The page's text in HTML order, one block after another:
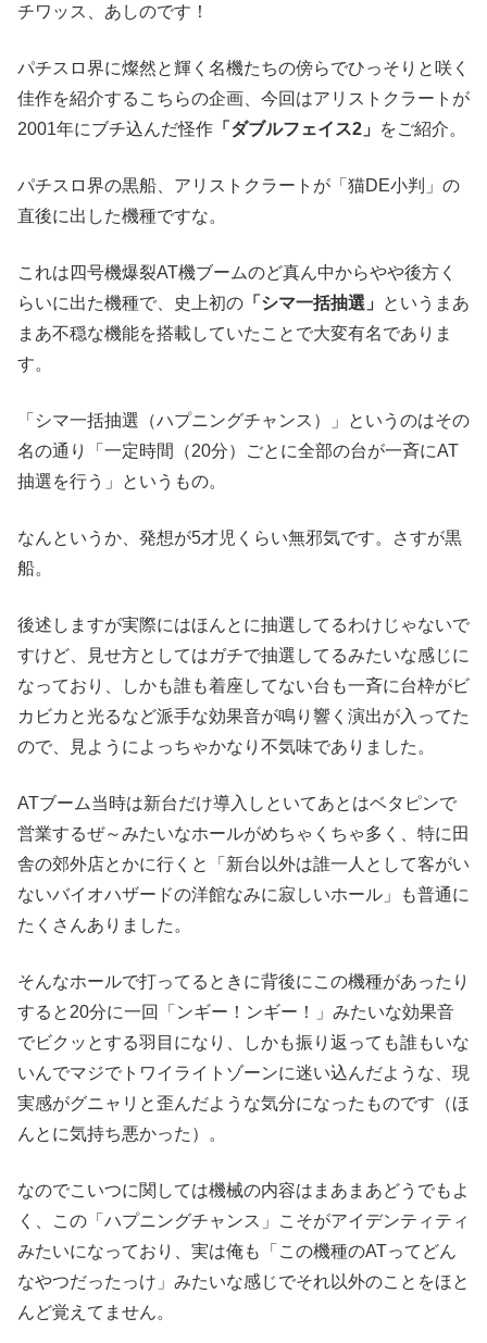
チワッス、あしのです！
パチスロ界に燦然と輝く名機たちの傍らでひっそりと咲く
佳作を紹介するこちらの企画、今回はアリストクラートが
2001年にブチ込んだ怪作 「ダブルフェイス2」 をご紹介。
パチスロ界の黒船、アリストクラートが「猫DE小判」の
直後に出した機種ですな。
これは四号機爆裂AT機ブームのど真ん中からやや後方く
らいに出た機種で、史上初の 「シマ一括抽選」
というまあ
まあ不穏な機能を搭載していたことで大変有名でありま
す。
「シマ一括抽選（ハプニングチャンス）」というのはその
名の通り「一定時間（20分）ごとに全部の台が一斉にAT
抽選を行う」というもの。
なんというか、発想が5才児くらい無邪気です。さすが黒
船。
後述しますが実際にはほんとに抽選してるわけじゃないで
すけど、見せ方としてはガチで抽選してるみたいな感じに
なっており、しかも誰も着座してない台も一斉に台枠がビ
カビカと光るなど派手な効果音が鳴り響く演出が入ってた
ので、見ようによっちゃかなり不気味でありました。
ATブーム当時は新台だけ導入しといてあとはベタピンで
営業するぜ～みたいなホールがめちゃくちゃ多く、特に田
舎の郊外店とかに行くと「新台以外は誰一人として客がい
ないバイオハザードの洋館なみに寂しいホール」も普通に
たくさんありました。
そんなホールで打ってるときに背後にこの機種があったり
すると20分に一回「ンギー！ンギー！」みたいな効果音
でビクッとする羽目になり、しかも振り返っても誰もいな
いんでマジでトワイライトゾーンに迷い込んだような、現
実感がグニャリと歪んだような気分になったものです（ほ
んとに気持ち悪かった）。
なのでこいつに関しては機械の内容はまあまあどうでもよ
く、この「ハプニングチャンス」こそがアイデンティティ
みたいになっており、実は俺も「この機種のATってどん
なやつだったっけ」みたいな感じでそれ以外のことをほと
んど覚えてません。